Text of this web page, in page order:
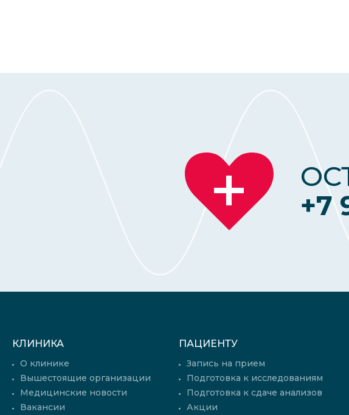
+7
КЛИНИКА
О клинике
Вышестоящие организации
Медицинские новости
Вакансии
ПАЦИЕНТУ
Запись на прием
Подготовка к исследованиям
Подготовка к сдаче анализов
Акции